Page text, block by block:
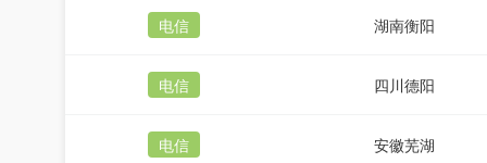
电信 湖南衡阳
电信 四川德阳
电信 安徽芜湖